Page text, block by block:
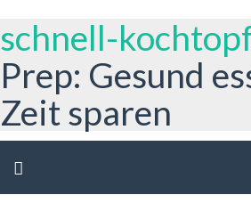
schnell-
Prep: Gesund
Zeit sparen